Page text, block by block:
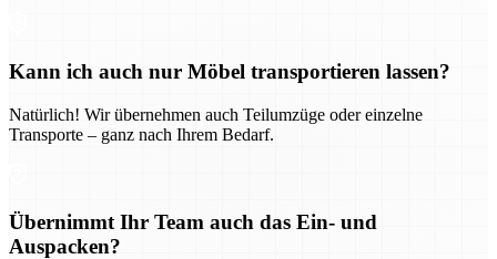
Kann ich auch nur Möbel transportieren lassen?
Natürlich! Wir übernehmen auch Teilumzüge oder einzelne
Transporte – ganz nach Ihrem Bedarf.
Übernimmt Ihr Team auch das Ein- und
Auspacken?